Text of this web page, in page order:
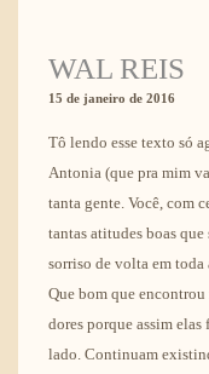
WAL REIS
15 de janeiro de 2016
Tô lendo esse texto só
Antonia (que pra mim
tanta gente. Você, com
tantas atitudes boas
sorriso de volta em
Que bom que
dores porque assim elas
lado. Continuam